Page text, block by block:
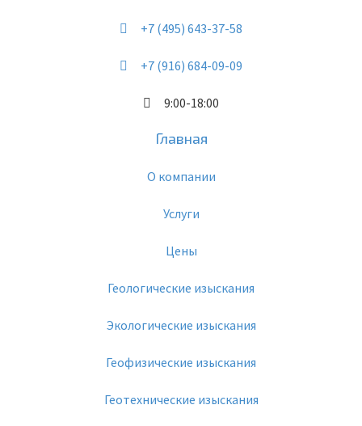
+7 (495) 643-37-58
+7 (916) 684-09-09
9:00-18:00
Главная
О компании
Услуги
Цены
Геологические изыскания
Экологические изыскания
Геофизические изыскания
Геотехнические изыскания